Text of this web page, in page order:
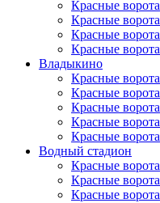
Красные ворота
Красные ворота
Красные ворота
Красные ворота
Владыкино
Красные ворота
Красные ворота
Красные ворота
Красные ворота
Красные ворота
Водный стадион
Красные ворота
Красные ворота
Красные ворота